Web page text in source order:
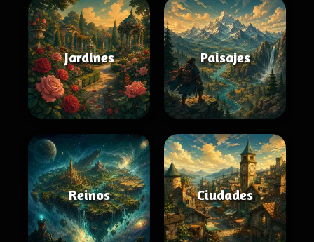
Jardines Paisajes
Reinos Ciudades